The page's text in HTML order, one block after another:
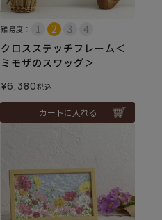
難易度：
クロスステッチフレーム＜
ミモザのスワッグ＞
¥6,380税込
カートに入れる